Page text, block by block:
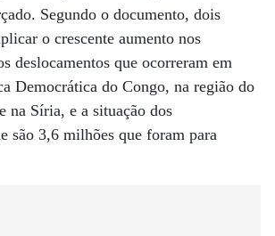
Segundo o documento, dois
o crescente aumento nos
deslocamentos que ocorreram em
Democrática do Congo, na região do
na Síria, e a situação dos
são 3,6 milhões que foram para